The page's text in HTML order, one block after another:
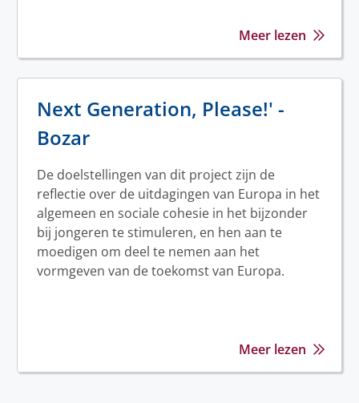
Meer lezen
Next Generation, Please!' -
Bozar
De doelstellingen van dit project zijn de
reflectie over de uitdagingen van Europa in het
algemeen en sociale cohesie in het bijzonder
bij jongeren te stimuleren, en hen aan te
moedigen om deel te nemen aan het
vormgeven van de toekomst van Europa.
Meer lezen